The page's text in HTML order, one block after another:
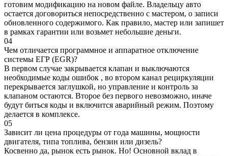
готовим модификацию на новом файле. Владельцу авто
остается договориться непосредственно с мастером, о записи
обновленного содержимого. Как правило, мастер или запишет
в рамках гарантии или возьмет небольшие деньги.
04
Чем отличается программное и аппаратное отключение
системы ЕГР (EGR)?
В первом случае закрывается клапан и выключаются
необходимые коды ошибок , во втором канал рециркуляции
перекрывается заглушкой, но управление и контроль за
клапаном остаются. Второе без первого невозможно, иначе
будут биться коды и включится аварийный режим. Поэтому
делается в комплексе.
05
Зависит ли цена процедуры от года машины, мощности
двигателя, типа топлива, бензин или дизель?
Косвенно да, рынок есть рынок. Но! Основной вклад в